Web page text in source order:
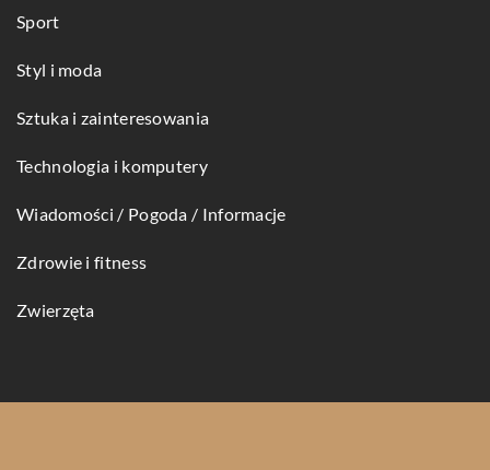
Sport
Styl i moda
Sztuka i zainteresowania
Technologia i komputery
Wiadomości / Pogoda / Informacje
Zdrowie i fitness
Zwierzęta